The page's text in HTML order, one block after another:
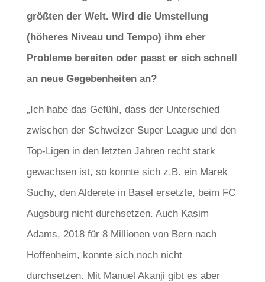
größten der Welt. Wird die Umstellung
(höheres Niveau und Tempo) ihm eher
Probleme bereiten oder passt er sich schnell
an neue Gegebenheiten an?
„Ich habe das Gefühl, dass der Unterschied
zwischen der Schweizer Super League und den
Top-Ligen in den letzten Jahren recht stark
gewachsen ist, so konnte sich z.B. ein Marek
Suchy, den Alderete in Basel ersetzte, beim FC
Augsburg nicht durchsetzen. Auch Kasim
Adams, 2018 für 8 Millionen von Bern nach
Hoffenheim, konnte sich noch nicht
durchsetzen. Mit Manuel Akanji gibt es aber